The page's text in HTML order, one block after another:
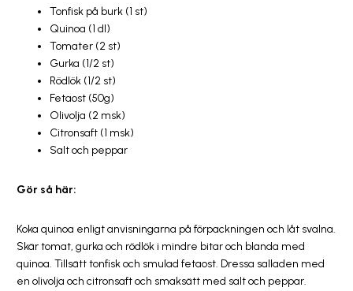
Tonfisk på burk (1 st)
Quinoa (1 dl)
Tomater (2 st)
Gurka (1/2 st)
Rödlök (1/2 st)
Fetaost (50g)
Olivolja (2 msk)
Citronsaft (1 msk)
Salt och peppar
Gör så här:
Koka quinoa enligt anvisningarna på förpackningen och låt svalna.
Skär tomat, gurka och rödlök i mindre bitar och blanda med
quinoa. Tillsätt tonfisk och smulad fetaost. Dressa salladen med
en olivolja och citronsaft och smaksätt med salt och peppar.